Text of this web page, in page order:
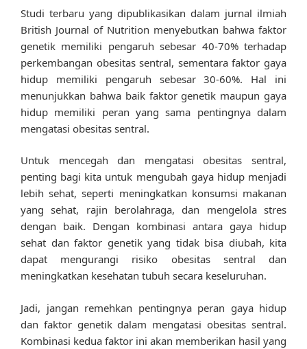
Studi terbaru yang dipublikasikan dalam jurnal ilmiah
British Journal of Nutrition menyebutkan bahwa faktor
genetik memiliki pengaruh sebesar 40-70% terhadap
perkembangan obesitas sentral, sementara faktor gaya
hidup memiliki pengaruh sebesar 30-60%. Hal ini
menunjukkan bahwa baik faktor genetik maupun gaya
hidup memiliki peran yang sama pentingnya dalam
mengatasi obesitas sentral.
Untuk mencegah dan mengatasi obesitas sentral,
penting bagi kita untuk mengubah gaya hidup menjadi
lebih sehat, seperti meningkatkan konsumsi makanan
yang sehat, rajin berolahraga, dan mengelola stres
dengan baik. Dengan kombinasi antara gaya hidup
sehat dan faktor genetik yang tidak bisa diubah, kita
dapat mengurangi risiko obesitas sentral dan
meningkatkan kesehatan tubuh secara keseluruhan.
Jadi, jangan remehkan pentingnya peran gaya hidup
dan faktor genetik dalam mengatasi obesitas sentral.
Kombinasi kedua faktor ini akan memberikan hasil yang